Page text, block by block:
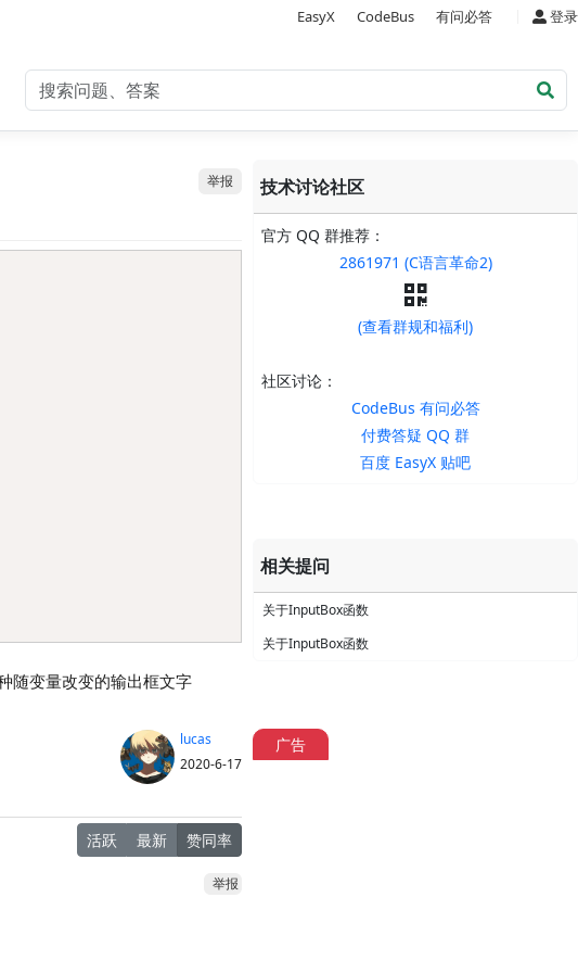
EasyX CodeBus 有问必答 登录
举报
随变量改变的输出框文字
lucas
2020-6-17
活跃 最新 赞同率
举报
技术讨论社区
官方 QQ 群推荐：
2861971 (C语言革命2)
(查看群规和福利)
社区讨论：
CodeBus 有问必答
付费答疑 QQ 群
百度 EasyX 贴吧
相关提问
关于InputBox函数
关于InputBox函数
广告